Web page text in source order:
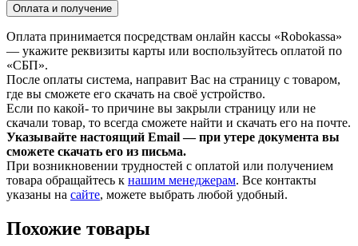
Оплата и получение
Оплата принимается посредствам онлайн кассы «Robokassa»
— укажите реквизиты карты или воспользуйтесь оплатой по
«СБП».
После оплаты система, направит Вас на страницу с товаром,
где вы сможете его скачать на своё устройство.
Если по какой- то причине вы закрыли страницу или не
скачали товар, то всегда сможете найти и скачать его на почте.
Указывайте настоящий Email — при утере документа вы
сможете скачать его из письма.
При возникновении трудностей с оплатой или получением
товара обращайтесь к нашим менеджерам. Все контакты
указаны на сайте, можете выбрать любой удобный.
Похожие товары